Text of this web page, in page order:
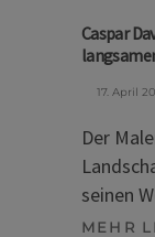
Caspar
17. April
Der
seinen
MEHR